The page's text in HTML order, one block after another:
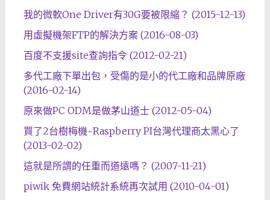
我的微軟One Driver有30G要被限縮？ (2015-12-13)
用虛擬機架FTP的解決方案 (2016-08-03)
百度不支援site查詢指令 (2012-02-21)
多代工廠下單出包，受傷的是小的代工廠和品牌原廠
(2016-02-14)
原來做PC ODM是做茅山道士 (2012-05-04)
買了2台樹梅機~Raspberry PI台灣代理商太黑心了
(2013-02-02)
這就是所謂的任重而道遠嗎？ (2007-11-21)
piwik 免費網站統計系統再次試用 (2010-04-01)